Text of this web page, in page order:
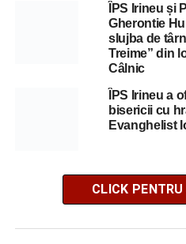
ÎPS Irineu și
Gherontie
slujba de
Treime” din
Câlnic
ÎPS Irineu a
bisericii cu
Evanghelist
CLICK